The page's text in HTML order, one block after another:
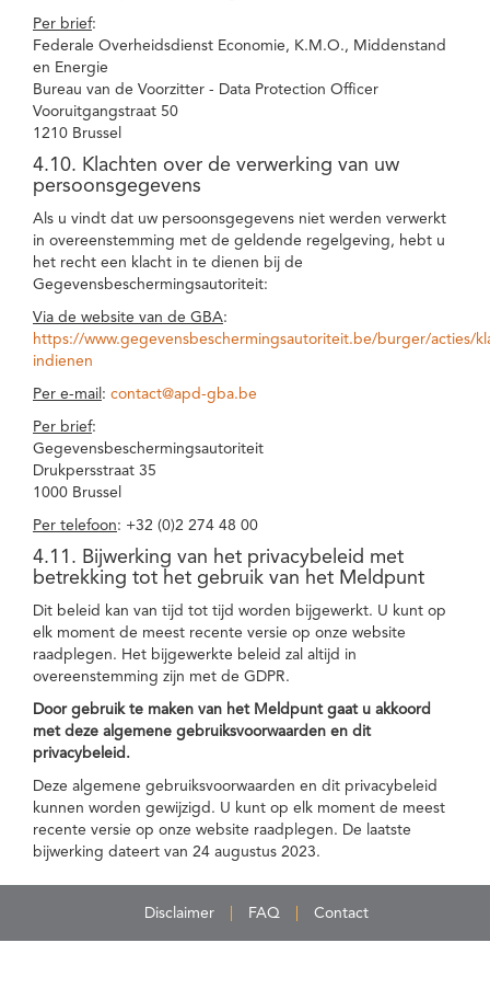
Per brief:
Federale Overheidsdienst Economie, K.M.O., Middenstand
en Energie
Bureau van de Voorzitter - Data Protection Officer
Vooruitgangstraat 50
1210 Brussel
4.10. Klachten over de verwerking van uw
persoonsgegevens
Als u vindt dat uw persoonsgegevens niet werden verwerkt
in overeenstemming met de geldende regelgeving, hebt u
het recht een klacht in te dienen bij de
Gegevensbeschermingsautoriteit:
Via de website van de GBA:
https://www.gegevensbeschermingsautoriteit.be/burger/acties/
indienen
Per e-mail : contact@apd-gba.be
Per brief:
Gegevensbeschermingsautoriteit
Drukpersstraat 35
1000 Brussel
Per telefoon: +32 (0)2 274 48 00
4.11. Bijwerking van het privacybeleid met
betrekking tot het gebruik van het Meldpunt
Dit beleid kan van tijd tot tijd worden bijgewerkt. U kunt op
elk moment de meest recente versie op onze website
raadplegen. Het bijgewerkte beleid zal altijd in
overeenstemming zijn met de GDPR.
Door gebruik te maken van het Meldpunt gaat u akkoord
met deze algemene gebruiksvoorwaarden en dit
privacybeleid.
Deze algemene gebruiksvoorwaarden en dit privacybeleid
kunnen worden gewijzigd. U kunt op elk moment de meest
recente versie op onze website raadplegen. De laatste
bijwerking dateert van 24 augustus 2023.
Disclaimer FAQ Contact